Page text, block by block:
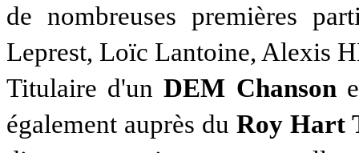
de nombreuses premières
Leprest, Loïc Lantoine, Alexis
Titulaire d'unDEM Chanson
également auprès duRoy Hart